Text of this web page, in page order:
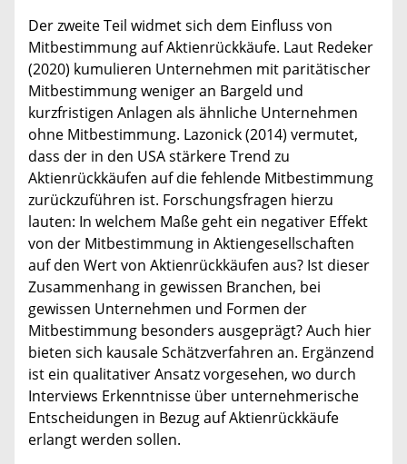
Der zweite Teil widmet sich dem Einfluss von
Mitbestimmung auf Aktienrückkäufe. Laut Redeker
(2020) kumulieren Unternehmen mit paritätischer
Mitbestimmung weniger an Bargeld und
kurzfristigen Anlagen als ähnliche Unternehmen
ohne Mitbestimmung. Lazonick (2014) vermutet,
dass der in den USA stärkere Trend zu
Aktienrückkäufen auf die fehlende Mitbestimmung
zurückzuführen ist. Forschungsfragen hierzu
lauten: In welchem Maße geht ein negativer Effekt
von der Mitbestimmung in Aktiengesellschaften
auf den Wert von Aktienrückkäufen aus? Ist dieser
Zusammenhang in gewissen Branchen, bei
gewissen Unternehmen und Formen der
Mitbestimmung besonders ausgeprägt? Auch hier
bieten sich kausale Schätzverfahren an. Ergänzend
ist ein qualitativer Ansatz vorgesehen, wo durch
Interviews Erkenntnisse über unternehmerische
Entscheidungen in Bezug auf Aktienrückkäufe
erlangt werden sollen.